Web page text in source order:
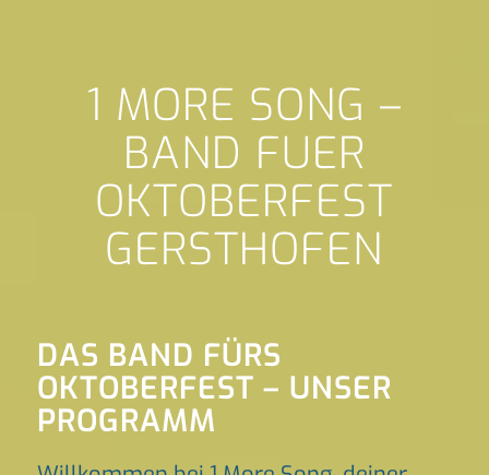
1 MORE SONG –
BAND FUER
OKTOBERFEST
GERSTHOFEN
DAS BAND FÜRS
OKTOBERFEST – UNSER
PROGRAMM